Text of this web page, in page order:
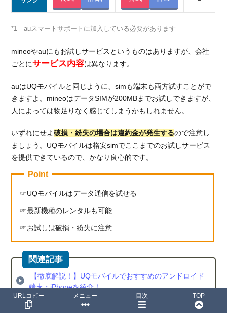
*1 auスマートサポートに加入している必要があります
mineoやauにもお試しサービスというものはありますが、会社
ごとにサービス内容は異なります。
auはUQモバイルと同じように、simも端末も両方試すことがで
きますよ。mineoはデータSIMが200MBまでお試しできますが、
人によっては物足りなく感じてしまうかもしれません。
いずれにせよ破損・紛失の場合は違約金が発生するので注意し
ましょう。UQモバイルは格安simでここまでのお試しサービス
を提供できているので、かなり良心的です。
Point
UQモバイルはデータ通信を試せる
最新機種のレンタルも可能
お試しは破損・紛失に注意
【徹底解説！】UQモバイルでおすすめのアンドロイド
端末・iPhoneを紹介！
データSIMを徹底比較！格安SIM選ぶなら速度・料金・
URLコピー メニュー 目次 TOP